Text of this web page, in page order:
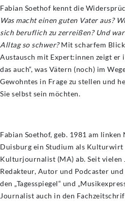
Fabian Soethof kennt die
Was macht einen guten Vater aus?
sich beruflich zu zerreißen? Und
Alltag so schwer?Mit scharfem
Austausch mit Expert:innen zeigt er
das auch“, was Vätern (noch) im
Gewohntes in Frage zu stellen und
Sie selbst sein möchten.
Fabian Soethof, geb. 1981 am
Duisburg ein Studium als Kulturwirt
Kulturjournalist (MA) ab. Seit vielen
Redakteur, Autor und Podcaster
den „Tagesspiegel“ und
Journalist auch in den